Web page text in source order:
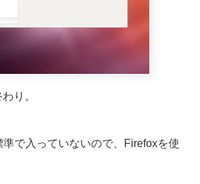
り。
で入っていないので、Firefoxを使